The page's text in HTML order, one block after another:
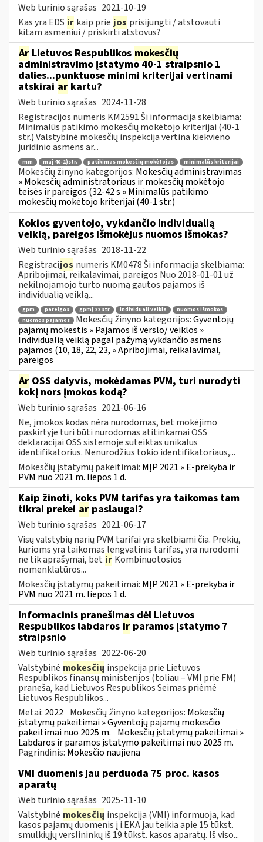
Web turinio sąrašas 2021-10-19
Kas yra EDS ir kaip prie jos prisijungti / atstovauti
kitam asmeniui / priskirti atstovus?
Ar Lietuvos Respublikos mokesčių
administravimo įstatymo 40-1 straipsnio 1
dalies...punktuose minimi kriterijai vertinami
atskirai ar kartu?
Web turinio sąrašas 2024-11-28
Registracijos numeris KM2591 Ši informacija skelbiama:
Minimalūs patikimo mokesčių mokėtojo kriterijai (40-1
str.) Valstybinė mokesčių inspekcija vertina kiekvieno
juridinio asmens ar...
mm maį 40-1)str. patikimas mokesčių mokėtojas minimalūs kriterijai
Mokesčių žinyno kategorijos: Mokesčių administravimas
» Mokesčių administratoriaus ir mokesčių mokėtojo
teisės ir pareigos (32-42 s » Minimalūs patikimo
mokesčių mokėtojo kriterijai (40-1 str.)
Kokios gyventojo, vykdančio individualią
veiklą, pareigos išmokėjus nuomos išmokas?
Web turinio sąrašas 2018-11-22
Registracijos numeris KM0478 Ši informacija skelbiama:
Apribojimai, reikalavimai, pareigos Nuo 2018-01-01 už
nekilnojamojo turto nuomą gautos pajamos iš
individualią veiklą...
gpm pareigos gpmį 22 str individuali veikla
nuomos išmokos
nuomos pajamos
Mokesčių žinyno kategorijos:Gyventojų
pajamų mokestis » Pajamos iš verslo/ veiklos »
Individualią veiklą pagal pažymą vykdančio asmens
pajamos (10, 18, 22, 23, » Apribojimai, reikalavimai,
pareigos
Ar OSS dalyvis, mokėdamas PVM, turi nurodyti
kokį nors įmokos kodą?
Web turinio sąrašas 2021-06-16
Ne, įmokos kodas nėra nurodomas, bet mokėjimo
paskirtyje turi būti nurodomas atitinkamai OSS
deklaracijai OSS sistemoje suteiktas unikalus
identifikatorius. Nenurodžius tokio identifikatoriaus,...
Mokesčių įstatymų pakeitimai: MĮP 2021 » E-prekyba ir
PVM nuo 2021 m. liepos 1 d.
Kaip žinoti, koks PVM tarifas yra taikomas tam
tikrai prekei ar paslaugai?
Web turinio sąrašas 2021-06-17
Visų valstybių narių PVM tarifai yra skelbiami čia. Prekių,
kurioms yra taikomas lengvatinis tarifas, yra nurodomi
ne tik aprašymai, bet ir Kombinuotosios
nomenklatūros...
Mokesčių įstatymų pakeitimai: MĮP 2021 » E-prekyba ir
PVM nuo 2021 m. liepos 1 d.
Informacinis pranešimas dėl Lietuvos
Respublikos labdaros ir paramos įstatymo 7
straipsnio
Web turinio sąrašas 2022-06-20
Valstybinė mokesčių inspekcija prie Lietuvos
Respublikos finansų ministerijos (toliau – VMI prie FM)
praneša, kad Lietuvos Respublikos Seimas priėmė
Lietuvos Respublikos...
Metai: 2022 Mokesčių žinyno kategorijos: Mokesčių
įstatymų pakeitimai » Gyventojų pajamų mokesčio
pakeitimai nuo 2025 m. Mokesčių įstatymų pakeitimai »
Labdaros ir paramos įstatymo pakeitimai nuo 2025 m.
Pagrindinis: Mokesčio naujiena
VMI duomenis jau perduoda 75 proc. kasos
aparatų
Web turinio sąrašas 2025-11-10
Valstybinė mokesčių inspekcija (VMI) informuoja, kad
kasos pajamų duomenis į i.EKA jau teikia apie 15 tūkst.
smulkiųjų verslininkų iš 19 tūkst. kasos aparatų. Iš viso...